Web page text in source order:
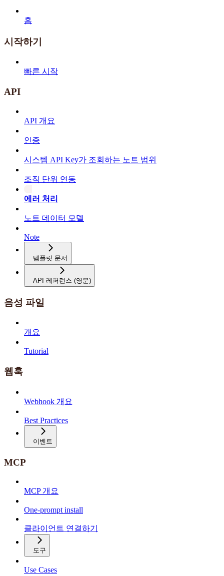
홈
시작하기
빠른 시작
API
API 개요
인증
시스템 API Key가 조회하는 노트 범위
조직 단위 연동
에러 처리
노트 데이터 모델
Note
템플릿 문서
API 레퍼런스 (영문)
음성 파일
개요
Tutorial
웹훅
Webhook 개요
Best Practices
이벤트
MCP
MCP 개요
One-prompt install
클라이언트 연결하기
도구
Use Cases